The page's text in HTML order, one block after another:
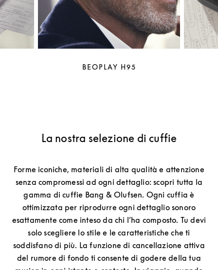
BEOPLAY H95
La nostra selezione di cuffie
Forme iconiche, materiali di alta qualità e attenzione
senza compromessi ad ogni dettaglio: scopri tutta la
gamma di cuffie Bang & Olufsen. Ogni cuffia è
ottimizzata per riprodurre ogni dettaglio sonoro
esattamente come inteso da chi l’ha composto. Tu devi
solo scegliere lo stile e le caratteristiche che ti
soddisfano di più. La funzione di cancellazione attiva
del rumore di fondo ti consente di godere della tua